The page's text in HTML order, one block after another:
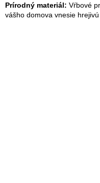
Prírodný materiál: Vŕbové
vášho domova vnesie hrejivú